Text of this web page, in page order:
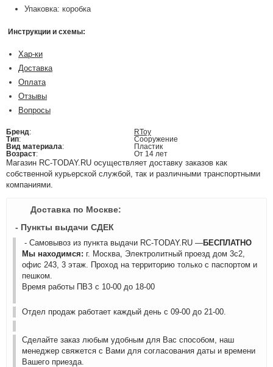
Упаковка: коробка
Инструкции и схемы:
Хар-ки
Доставка
Оплата
Отзывы
Вопросы
Бренд:
RToy
Тип:
Сооружение
Вид материала:
Пластик
Возраст: От 14 лет
Магазин RC-TODAY.RU осуществляет доставку заказов как
собственной курьерской службой, так и различными транспортными
компаниями.
Доставка по Москве:
- Пункты выдачи СДЕК
- Самовывоз из пункта выдачи RC-TODAY.RU —БЕСПЛАТНО
Мы находимся: г. Москва, Электролитный проезд дом 3с2,
офис 243, 3 этаж. Проход на территорию только с паспортом и
пешком.
Время работы ПВЗ с 10-00 до 18-00
Отдел продаж работает каждый день с 09-00 до 21-00.
Сделайте заказ любым удобным для Вас способом, наш
менеджер свяжется с Вами для согласования даты и времени
Вашего приезда.